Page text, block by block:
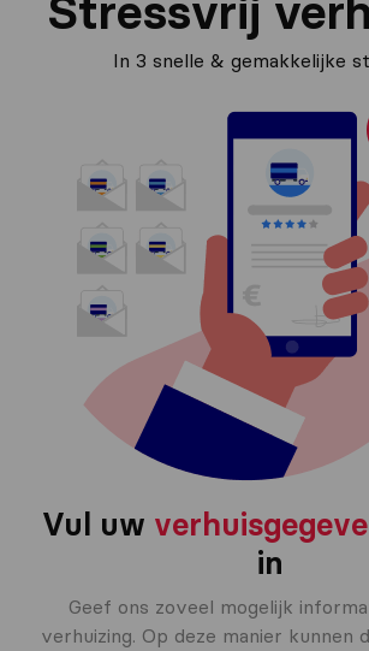
Stressvrij
In 3 snelle & gemakkelijke
Vul uw
in
Geef ons zoveel mogelijk
verhuizing. Op deze manier kunnen